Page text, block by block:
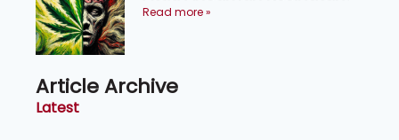
Read more »
Article Archive
Latest